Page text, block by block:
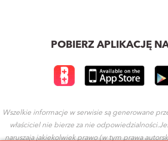
POBIERZ APLIKACJĘ
Wszelkie informacje w serwisie są generowane
właściciel nie bierze za nie
naruszaja jakiekolwiek prawo (w tym prawa